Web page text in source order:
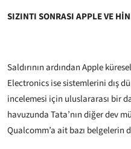
SIZINTI SONRASI APPLE VE
Saldırının ardından Apple
Electronics ise sistemlerini dış
incelemesi için uluslararası bir
havuzunda Tata’nın diğer dev
Qualcomm’a ait bazı belgelerin